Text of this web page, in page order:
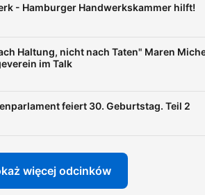
- Hamburger Handwerkskammer hilft!
Haltung, nicht nach Taten" Maren
im Talk
feiert 30. Geburtstag. Teil 2
więcej odcinków